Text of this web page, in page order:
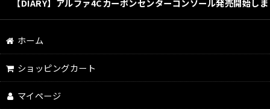
【DIARY】アルファ4Cカーボンセンターコンソール発売開始し
ホーム
ショッピングカート
マイページ